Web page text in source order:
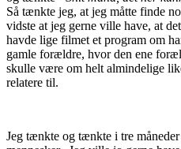
Så tænkte jeg, at jeg måtte finde
vidste at jeg gerne ville have, at
havde lige filmet et program om
gamle forældre, hvor den ene
skulle være om helt almindelige
relatere til.
Jeg tænkte og tænkte i tre